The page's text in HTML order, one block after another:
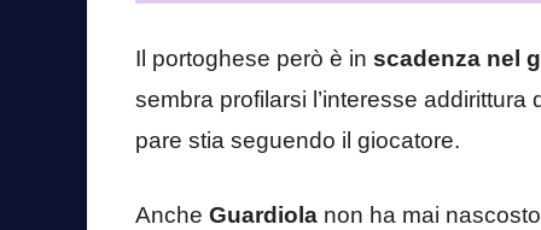
Il portoghese però è in scadenza nel
sembra profilarsi l’interesse addirittura
pare stia seguendo il giocatore.
Anche Guardiola non ha mai